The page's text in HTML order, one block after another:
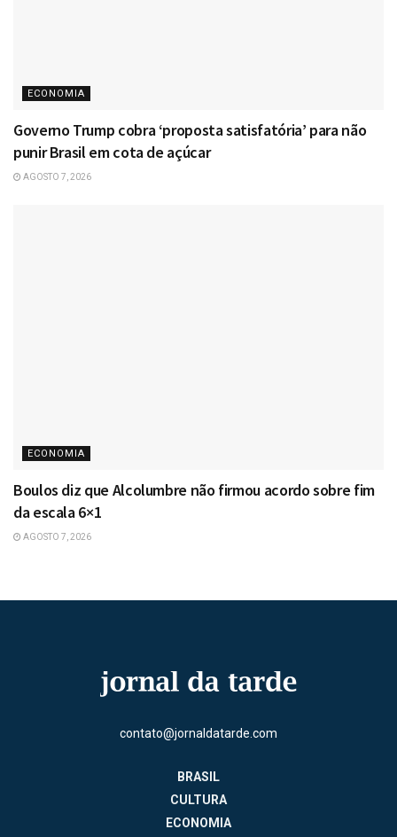
ECONOMIA
Governo Trump cobra ‘proposta satisfatória’ para não
punir Brasil em cota de açúcar
AGOSTO 7, 2026
ECONOMIA
Boulos diz que Alcolumbre não firmou acordo sobre fim
da escala 6×1
AGOSTO 7, 2026
contato@jornaldatarde.com
BRASIL
CULTURA
ECONOMIA